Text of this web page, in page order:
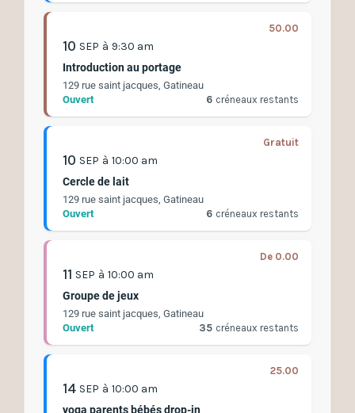
50.00
10 SEP à 9:30 am
Introduction au portage
129 rue saint jacques, Gatineau
Ouvert
6 créneaux restants
Gratuit
10 SEP à 10:00 am
Cercle de lait
129 rue saint jacques, Gatineau
Ouvert
6 créneaux restants
De 0.00
11 SEP à 10:00 am
Groupe de jeux
129 rue saint jacques, Gatineau
Ouvert
35 créneaux restants
25.00
14 SEP à 10:00 am
yoga parents bébés drop-in